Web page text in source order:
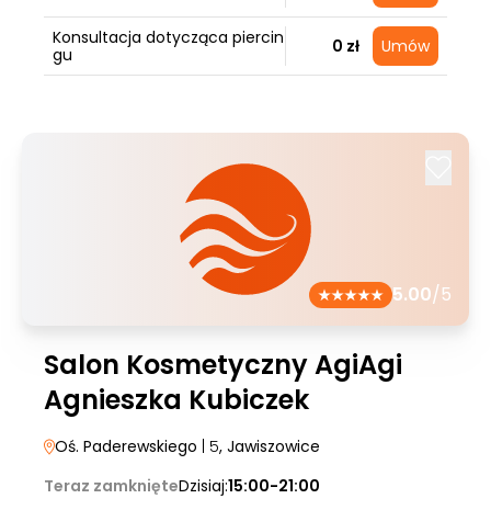
Konsultacja dotycząca piercin
gu
0 zł Umów
5.00/5
Salon Kosmetyczny AgiAgi
Agnieszka Kubiczek
Oś. Paderewskiego | 5, Jawiszowice
Teraz zamknięteDzisiaj:15:00-21:00